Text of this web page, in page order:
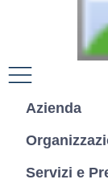
Area Dipendenti
Azienda
Servizi e